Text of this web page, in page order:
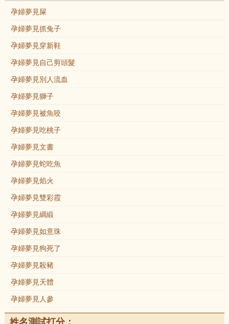
孕婦夢見屎
孕婦夢見抓兔子
孕婦夢見穿新鞋
孕婦夢見自己剪頭髮
孕婦夢見別人流血
孕婦夢見獅子
孕婦夢見被魚咬
孕婦夢見吃桃子
孕婦夢見文書
孕婦夢見蛇吃魚
孕婦夢見焰火
孕婦夢見雙彩霞
孕婦夢見綢緞
孕婦夢見如意珠
孕婦夢見狗死了
孕婦夢見殺豬
孕婦夢見天體
孕婦夢見人參
姓名測試打分：